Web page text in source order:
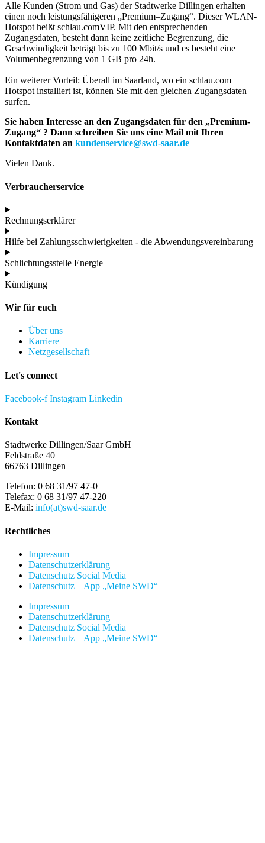
Alle Kunden (Strom und Gas) der Stadtwerke Dillingen erhalten
einen noch leistungsfähigeren „Premium–Zugang“. Dieser WLAN-
Hotspot heißt schlau.comVIP. Mit den entsprechenden
Zugangsdaten, besteht dann keine zeitliche Begrenzung, die
Geschwindigkeit beträgt bis zu 100 Mbit/s und es besteht eine
Volumenbegrenzung von 1 GB pro 24h.
Ein weiterer Vorteil: Überall im Saarland, wo ein schlau.com
Hotspot installiert ist, können Sie mit den gleichen Zugangsdaten
surfen.
Sie haben Interesse an den Zugangsdaten für den „Premium-
Zugang“ ? Dann schreiben Sie uns eine Mail mit Ihren
Kontaktdaten an kundenservice@swd-saar.de
Vielen Dank.
Verbraucherservice
Rechnungserklärer
Hilfe bei Zahlungsschwierigkeiten - die Abwendungs­verein­barung
Schlichtungsstelle Energie
Kündigung
Wir für euch
Main
Menu
Über uns
Karriere
Netzgesellschaft
Let's connect
Facebook-f Instagram Linkedin
Kontakt
Stadtwerke Dillingen/Saar GmbH
Feldstraße 40
66763 Dillingen
Telefon: 0 68 31/97 47-0
Telefax: 0 68 31/97 47-220
E-Mail: info(at)swd-saar.de
Rechtliches
Impressum
Datenschutzerklärung
Datenschutz Social Media
Datenschutz – App „Meine SWD“
Impressum
Datenschutzerklärung
Datenschutz Social Media
Datenschutz – App „Meine SWD“